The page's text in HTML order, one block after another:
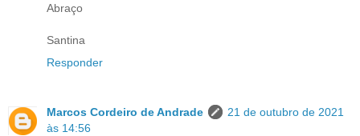
Abraço
Santina
Responder
Marcos Cordeiro de Andrade
21 de outubro de 2021
às 14:56